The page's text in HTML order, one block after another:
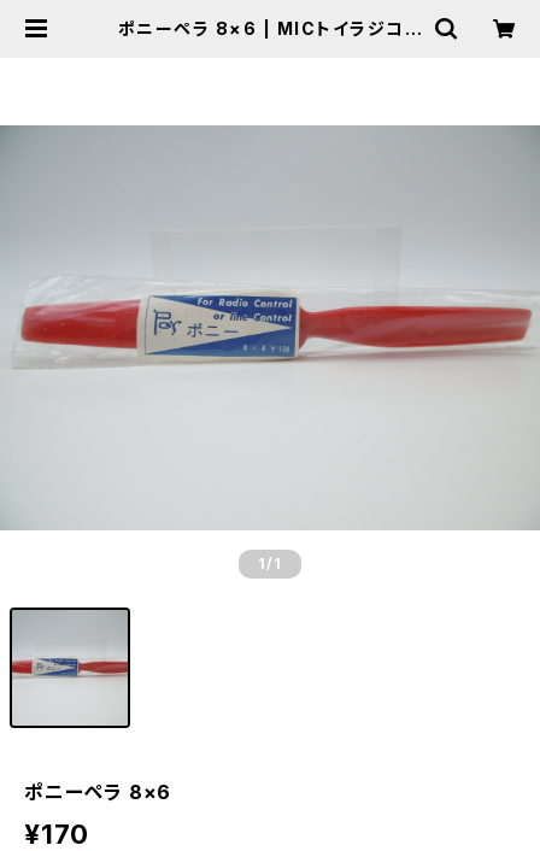
ポニーペラ 8×6 | MICトイラジコン
1 /1
ポニーペラ 8×6
¥170